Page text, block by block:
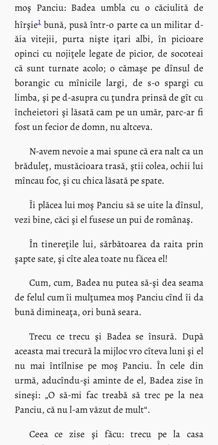
moş Panciu: Badea umbla cu o căciulită de
hîrşie1bună, pusă într-o parte ca un militar d-
ăia vitejii, purta nişte iţari albi, în picioare
opinci cu nojiţele legate de picior, de socoteai
că sunt turnate acolo; o cămaşe pe dînsul de
borangic cu mînicile largi, de s-o spargi cu
limba, şi pe d-asupra cu ţundra prinsă de gît cu
încheietori şi lăsată cam pe un umăr, parc-ar fi
fost un fecior de domn, nu altceva.
N-avem nevoie a mai spune că era nalt ca un
brăduleţ, mustăcioara trasă, ştii colea, ochii lui
mîncau foc, şi cu chica lăsată pe spate.
Îi plăcea lui moş Panciu să se uite la dînsul,
vezi bine, căci şi el fusese un pui de românaş.
În tinereţile lui, sărbătoarea da raita prin
şapte sate, şi cîte alea toate nu făcea el!
Cum, cum, Badea nu putea să-şi dea seama
de felul cum îi mulţumea moş Panciu cînd îi da
bună dimineaţa, ori bună seara.
Trecu ce trecu şi Badea se însură. După
aceasta mai trecură la mijloc vro cîteva luni şi el
nu mai întîlnise pe moş Panciu. În cele din
urmă, aducîndu-şi aminte de el, Badea zise în
sineşi: „O să-mi fac treabă să trec pe la nea
Panciu, că nu l-am văzut de mult“.
Ceea ce zise şi făcu: trecu pe la casa